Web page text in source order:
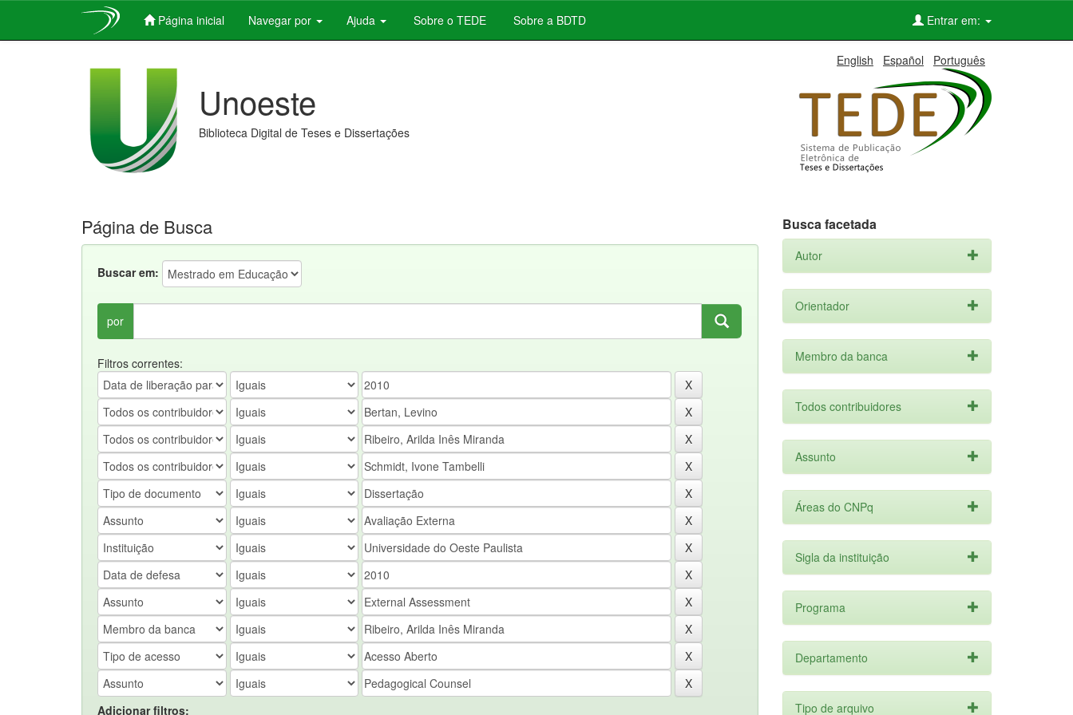
Página inicial Navegar por Ajuda Sobre o TEDE Sobre a BDTD Entrar em:
English Español Português
Unoeste
Biblioteca Digital de Teses e Dissertações
Página de Busca
Buscar em:
por
Filtros correntes:
Adicionar filtros:
Busca facetada
Autor
Orientador
Membro da banca
Todos contribuidores
Assunto
Áreas do CNPq
Sigla da instituição
Programa
Departamento
Tipo de arquivo